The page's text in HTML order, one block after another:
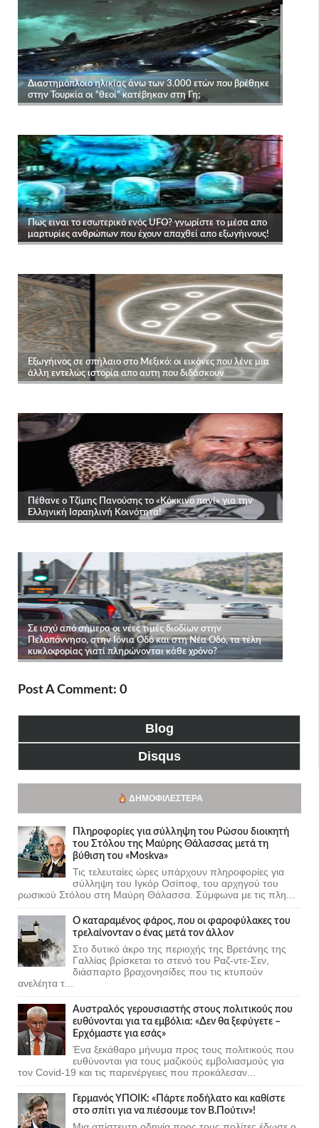
Post A Comment: 0
Blog
Disqus
ΔΗΜΟΦΙΛΈΣΤΕΡΑ
Πληροφορίες για σύλληψη του Ρώσου διοικητή
του Στόλου της Mαύρης Θάλασσας μετά τη
βύθιση του «Moskva»
Τις τελευταίες ώρες υπάρχουν πληροφορίες για
σύλληψη του Ιγκόρ Οσίποφ, του αρχηγού του
ρωσικού Στόλου στη Μαύρη Θάλασσα. Σύμφωνα με τις πλη...
Ο καταραμένος φάρος, που οι φαροφύλακες του
τρελαίνονταν ο ένας μετά τον άλλον
Στο δυτικό άκρο της περιοχής της Βρετάνης της
Γαλλίας βρίσκεται το στενό του Ραζ-ντε-Σεν,
διάσπαρτο βραχονησίδες που τις κτυπούν
ανελέητα τ...
Αυστραλός γερουσιαστής στους πολιτικούς που
ευθύνονται για τα εμβόλια: «Δεν θα ξεφύγετε –
Ερχόμαστε για εσάς»
Ένα ξεκάθαρο μήνυμα προς τους πολιτικούς που
ευθύνονται για τους μαζικούς εμβολιασμούς για
τον Covid-19 και τις παρενέργειες που προκάλεσαν...
Γερμανός ΥΠΟΙΚ: «Πάρτε ποδήλατο και καθίστε
στο σπίτι για να πιέσουμε τον Β.Πούτιν»!